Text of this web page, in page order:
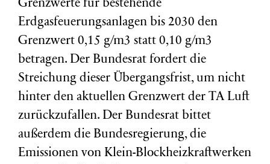
Grenzwerte für bestehende
Erdgasfeuerungsanlagen bis 2030 den
Grenzwert 0,15 g/m3 statt 0,10 g/m3
betragen. Der Bundesrat fordert die
Streichung dieser Übergangsfrist, um nicht
hinter den aktuellen Grenzwert der TA Luft
zurückzufallen. Der Bundesrat bittet
außerdem die Bundesregierung, die
Emissionen von Klein-Blockheizkraftwerken